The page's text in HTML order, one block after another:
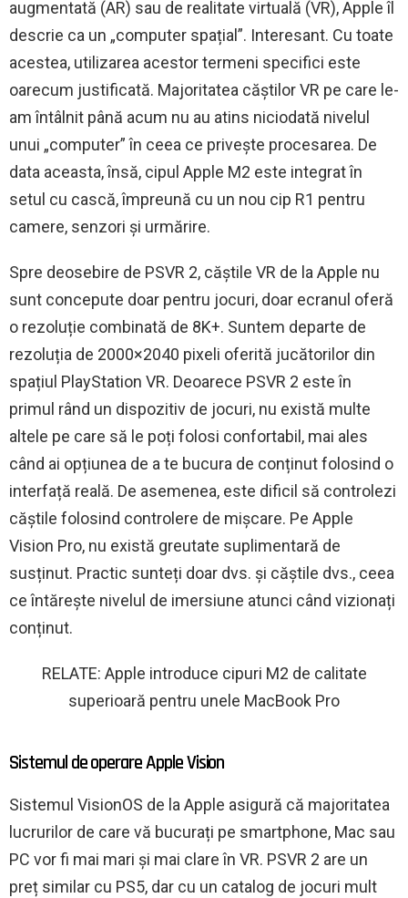
augmentată (AR) sau de realitate virtuală (VR), Apple îl
descrie ca un „computer spațial”. Interesant. Cu toate
acestea, utilizarea acestor termeni specifici este
oarecum justificată. Majoritatea căștilor VR pe care le-
am întâlnit până acum nu au atins niciodată nivelul
unui „computer” în ceea ce privește procesarea. De
data aceasta, însă, cipul Apple M2 este integrat în
setul cu cască, împreună cu un nou cip R1 pentru
camere, senzori și urmărire.
Spre deosebire de PSVR 2, căștile VR de la Apple nu
sunt concepute doar pentru jocuri, doar ecranul oferă
o rezoluție combinată de 8K+. Suntem departe de
rezoluția de 2000×2040 pixeli oferită jucătorilor din
spațiul PlayStation VR. Deoarece PSVR 2 este în
primul rând un dispozitiv de jocuri, nu există multe
altele pe care să le poți folosi confortabil, mai ales
când ai opțiunea de a te bucura de conținut folosind o
interfață reală. De asemenea, este dificil să controlezi
căștile folosind controlere de mișcare. Pe Apple
Vision Pro, nu există greutate suplimentară de
susținut. Practic sunteți doar dvs. și căștile dvs., ceea
ce întărește nivelul de imersiune atunci când vizionați
conținut.
RELATE: Apple introduce cipuri M2 de calitate
superioară pentru unele MacBook Pro
Sistemul de operare Apple Vision
Sistemul VisionOS de la Apple asigură că majoritatea
lucrurilor de care vă bucurați pe smartphone, Mac sau
PC vor fi mai mari și mai clare în VR. PSVR 2 are un
preț similar cu PS5, dar cu un catalog de jocuri mult